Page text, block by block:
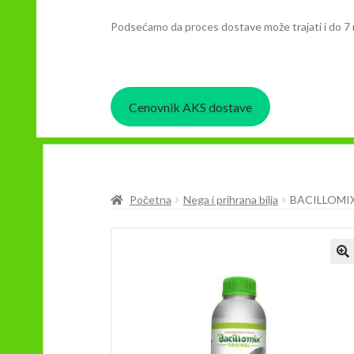
Podsećamo da proces dostave može trajati i do 7
Cenovnik AKS dostave
Početna Nega i prihrana bilja